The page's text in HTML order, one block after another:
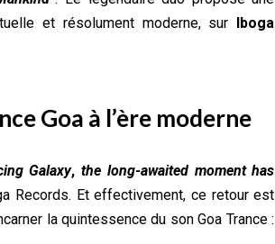
et résolument moderne, sur
Iboga
Goa à l’ère moderne
Galaxy, the long-awaited moment has
Records. Et effectivement, ce retour est
la quintessence du son Goa Trance :